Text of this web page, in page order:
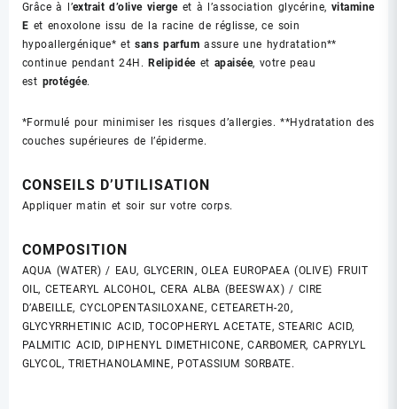
Grâce à l’extrait d’olive viergeet à l’association glycérine, vitamine
E et enoxolone issu de la racine de réglisse, ce soin
hypoallergénique* etsans parfum assure une hydratation**
continue pendant 24H. Relipidéeet apaisée, votre peau
est protégée.
*Formulé pour minimiser les risques d’allergies.**Hydratation des
couches supérieures de l’épiderme.
CONSEILS D’UTILISATION
Appliquer matin et soir sur votre corps.
COMPOSITION
AQUA (WATER) / EAU, GLYCERIN, OLEA EUROPAEA (OLIVE) FRUIT
OIL, CETEARYL ALCOHOL, CERA ALBA (BEESWAX) / CIRE
D’ABEILLE, CYCLOPENTASILOXANE, CETEARETH-20,
GLYCYRRHETINIC ACID, TOCOPHERYL ACETATE, STEARIC ACID,
PALMITIC ACID, DIPHENYL DIMETHICONE, CARBOMER, CAPRYLYL
GLYCOL, TRIETHANOLAMINE, POTASSIUM SORBATE.